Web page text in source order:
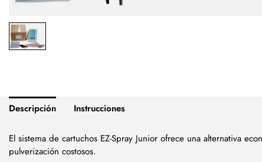
Descripción Instrucciones
El sistema de cartuchos EZ-Spray Junior ofrece una alternativa
pulverización costosos.